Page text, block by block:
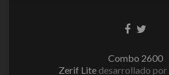
EnlaceEnlace
Combo 2600
Zerif Lite desarrollado por